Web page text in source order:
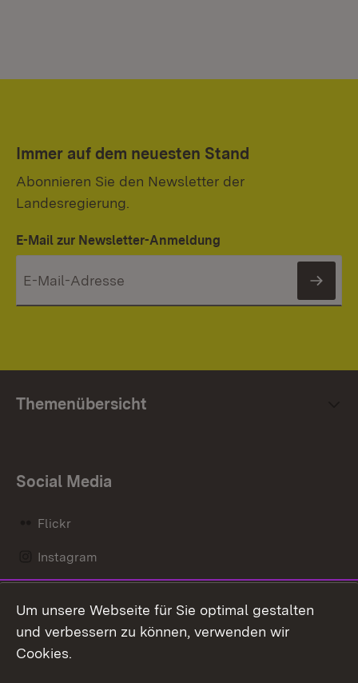
Immer auf dem neuesten Stand
Abonnieren Sie den Newsletter der
Landesregierung.
E-Mail zur Newsletter-Anmeldung
Themenübersicht
Social Media
Flickr
Instagram
Mastodon
Messenger
Um unsere Webseite für Sie optimal gestalten
und verbessern zu können, verwenden wir
Cookies.